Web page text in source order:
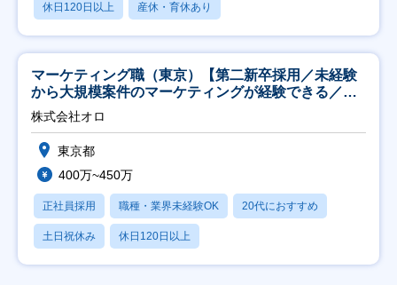
休日120日以上 産休・育休あり
マーケティング職（東京）【第二新卒採用／未経験
から大規模案件のマーケティングが経験できる／研
修充実】
株式会社オロ
東京都
400万~450万
正社員採用 職種・業界未経験OK 20代におすすめ
土日祝休み 休日120日以上